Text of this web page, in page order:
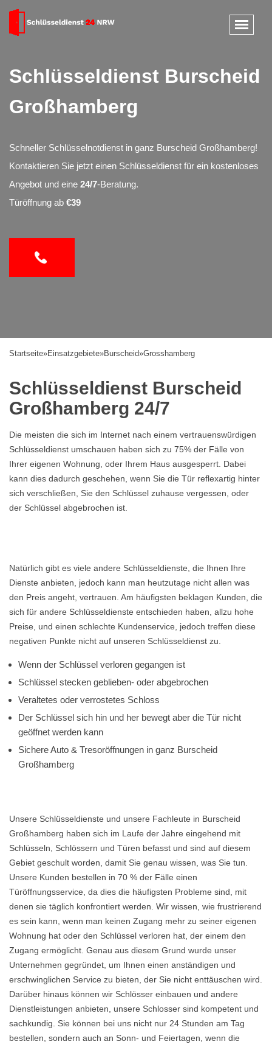
Schlüsseldienst Burscheid
Großhamberg
Schneller Schlüsselnotdienst in ganz Burscheid Großhamberg!
Kontaktieren Sie jetzt einen Schlüsseldienst für ein kostenloses
Angebot und eine 24/7-Beratung.
Türöffnung ab €39
Startseite»Einsatzgebiete»Burscheid»Grosshamberg
Schlüsseldienst Burscheid
Großhamberg 24/7
Die meisten die sich im Internet nach einem vertrauenswürdigen
Schlüsseldienst umschauen haben sich zu 75% der Fälle von
Ihrer eigenen Wohnung, oder Ihrem Haus ausgesperrt. Dabei
kann dies dadurch geschehen, wenn Sie die Tür reflexartig hinter
sich verschließen, Sie den Schlüssel zuhause vergessen, oder
der Schlüssel abgebrochen ist.
Natürlich gibt es viele andere Schlüsseldienste, die Ihnen Ihre
Dienste anbieten, jedoch kann man heutzutage nicht allen was
den Preis angeht, vertrauen. Am häufigsten beklagen Kunden, die
sich für andere Schlüsseldienste entschieden haben, allzu hohe
Preise, und einen schlechte Kundenservice, jedoch treffen diese
negativen Punkte nicht auf unseren Schlüsseldienst zu.
Wenn der Schlüssel verloren gegangen ist
Schlüssel stecken geblieben- oder abgebrochen
Veraltetes oder verrostetes Schloss
Der Schlüssel sich hin und her bewegt aber die Tür nicht
geöffnet werden kann
Sichere Auto & Tresoröffnungen in ganz Burscheid
Großhamberg
Unsere Schlüsseldienste und unsere Fachleute in Burscheid
Großhamberg haben sich im Laufe der Jahre eingehend mit
Schlüsseln, Schlössern und Türen befasst und sind auf diesem
Gebiet geschult worden, damit Sie genau wissen, was Sie tun.
Unsere Kunden bestellen in 70 % der Fälle einen
Türöffnungsservice, da dies die häufigsten Probleme sind, mit
denen sie täglich konfrontiert werden. Wir wissen, wie frustrierend
es sein kann, wenn man keinen Zugang mehr zu seiner eigenen
Wohnung hat oder den Schlüssel verloren hat, der einem den
Zugang ermöglicht. Genau aus diesem Grund wurde unser
Unternehmen gegründet, um Ihnen einen anständigen und
erschwinglichen Service zu bieten, der Sie nicht enttäuschen wird.
Darüber hinaus können wir Schlösser einbauen und andere
Dienstleistungen anbieten, unsere Schlosser sind kompetent und
sachkundig. Sie können bei uns nicht nur 24 Stunden am Tag
bestellen, sondern auch an Sonn- und Feiertagen, wenn die